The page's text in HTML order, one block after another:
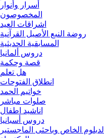
أسرار وأنوار
المخصوصون
اشراقات العيد
روضة النبع الأصيل القرآنية
المسابقية الحديثية
دروس ألمانيا
قصة وحكمة
هل تعلم
انطلاق الفتوحات
خواتيم الحمد
صلوات مباشر
اناشيد اطفال
دروس أسبانيا
الدبلوم الخاص وباحثى الماجستير